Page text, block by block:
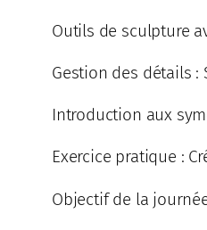
Outils de sculpture
Gestion des détails
Introduction aux
Exercice pratique :
Objectif de la